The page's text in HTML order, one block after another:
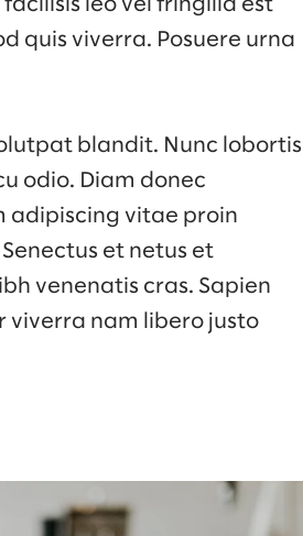
leo vel fringilla est
quis viverra. Posuere urna
blandit. Nunc lobortis
odio. Diam donec
adipiscing vitae proin
et netus et
venenatis cras. Sapien
viverra nam libero justo